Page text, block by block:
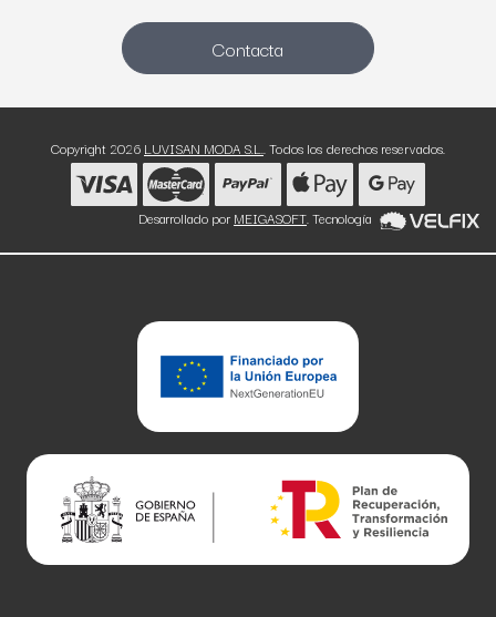
Contacta
Copyright 2026 LUVISAN MODA S.L.. Todos los derechos reservados.
Desarrollado por MEIGASOFT. Tecnología